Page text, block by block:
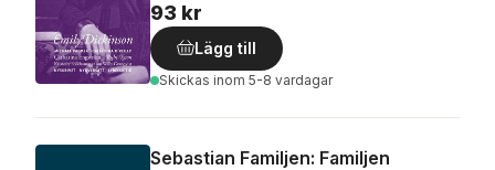
93 kr
Lägg till
Skickas inom 5-8 vardagar
Sebastian Familjen: Familjen